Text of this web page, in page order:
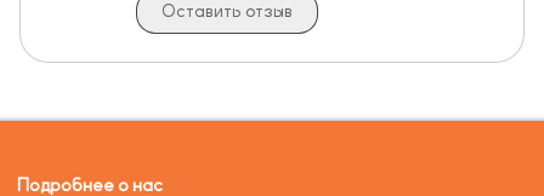
Оставить отзыв
Подробнее о нас